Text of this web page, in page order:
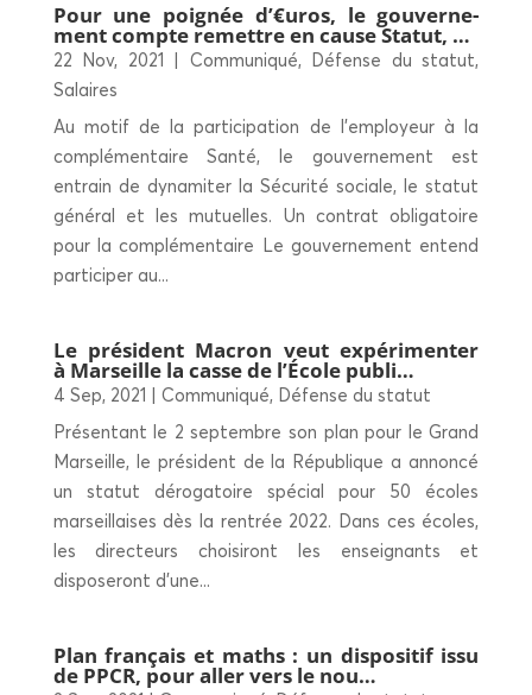
Pour une poi­gnée d’€uros, le gou­ver­ne­
ment compte remettre en cause Statut, …
22 Nov, 2021 | Communiqué, Défense du statut,
Salaires
Au motif de la participation de l’employeur à la
complémentaire Santé, le gouvernement est
entrain de dynamiter la Sécurité sociale, le statut
général et les mutuelles. Un contrat obligatoire
pour la complémentaire Le gouvernement entend
participer au...
Le pré­sident Macron veut expé­ri­men­ter
à Mar­seille la casse de l’École publi…
4 Sep, 2021 | Communiqué, Défense du statut
Présentant le 2 septembre son plan pour le Grand
Marseille, le président de la République a annoncé
un statut dérogatoire spécial pour 50 écoles
marseillaises dès la rentrée 2022. Dans ces écoles,
les directeurs choisiront les enseignants et
disposeront d'une...
Plan fran­çais et maths : un dis­po­si­tif issu
de PPCR, pour aller vers le nou…